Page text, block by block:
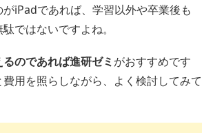
iPadであれば、学習以外や卒業後も
ではないですよね。
のであれば進研ゼミ がおすすめです
用を照らしながら、よく検討してみて